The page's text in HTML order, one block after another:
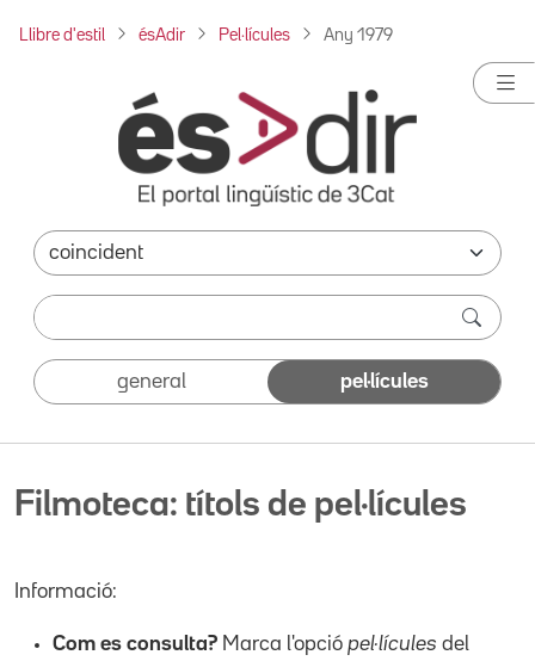
Llibre d'estil ésAdir Pel·lícules Any 1979
general pel·lícules
Filmoteca: títols de pel·lícules
Informació:
Com es consulta? Marca l'opció pel·lícules del